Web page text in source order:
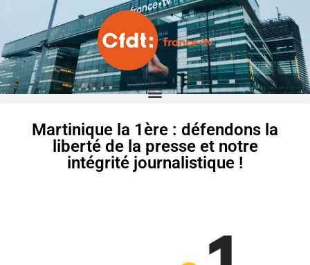
Martinique la 1ère : défendons la
liberté de la presse et notre
intégrité journalistique !